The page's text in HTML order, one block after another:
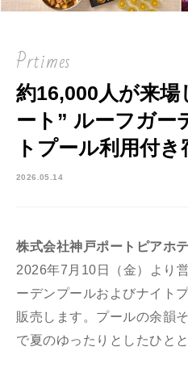
Prtimes
約16,000人が来
ート” ルーフガー
トプール利用付
2026.05.14
株式会社神戸ポートピアホ
2026年7月10日（金）より
ーデンプールおよびナイト
販売します。プールの余韻
で夏のゆったりとしたひと